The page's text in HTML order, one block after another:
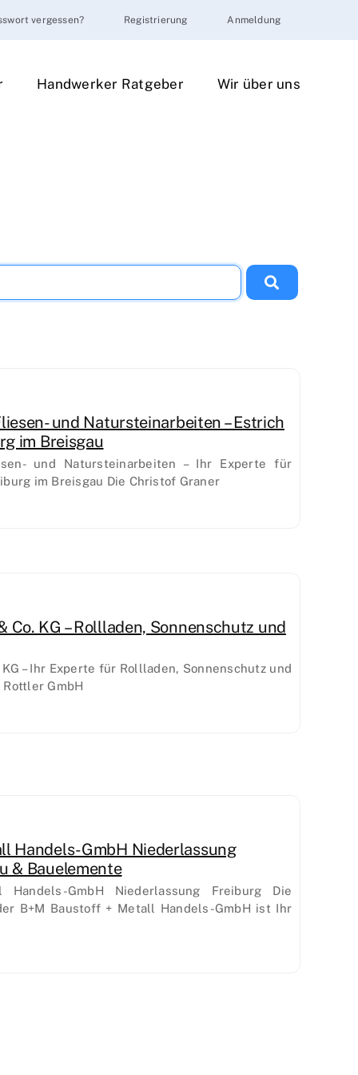
vergessen? Registrierung Anmeldung
Handwerker Ratgeber Wir über uns
und Natursteinarbeiten – Estrich
im Breisgau
und Natursteinarbeiten – Ihr Experte für
im Breisgau Die Christof Graner
Co. KG – Rollladen, Sonnenschutz und
– Ihr Experte für Rollladen, Sonnenschutz und
Rottler GmbH
Handels-GmbH Niederlassung
& Bauelemente
GmbH Niederlassung Freiburg Die
B+M Baustoff + Metall Handels-GmbH ist Ihr